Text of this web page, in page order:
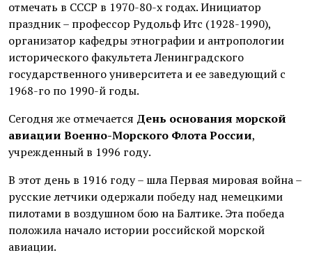
отмечать в СССР в 1970-80-х годах. Инициатор
праздник – профессор Рудольф Итс (1928-1990),
организатор кафедры этнографии и антропологии
исторического факультета Ленинградского
государственного университета и ее заведующий с
1968-го по 1990-й годы.
Сегодня же отмечается День основания морской
авиации Военно-Морского Флота России,
учрежденный в 1996 году.
В этот день в 1916 году – шла Первая мировая война –
русские летчики одержали победу над немецкими
пилотами в воздушном бою на Балтике. Эта победа
положила начало истории российской морской
авиации.